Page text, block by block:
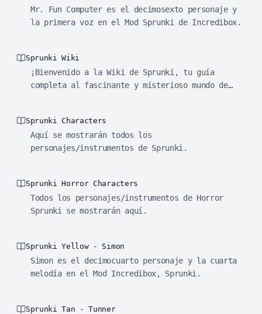
Mr. Fun Computer es el decimosexto personaje y
la primera voz en el Mod Sprunki de Incredibox.
Sprunki Wiki
¡Bienvenido a la Wiki de Sprunki, tu guía
completa al fascinante y misterioso mundo de
Sprunki Characters
Aquí se mostrarán todos los
personajes/instrumentos de Sprunki.
Sprunki Horror Characters
Todos los personajes/instrumentos de Horror
Sprunki se mostrarán aquí.
Sprunki Yellow - Simon
Simon es el decimocuarto personaje y la cuarta
melodía en el Mod Incredibox, Sprunki.
Sprunki Tan - Tunner